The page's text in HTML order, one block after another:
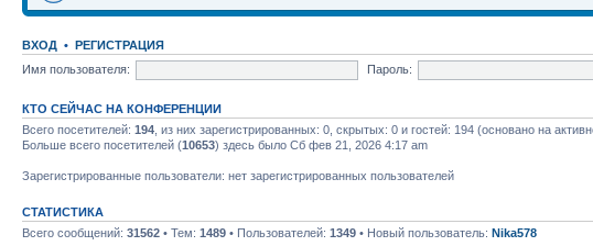
ВХОД • РЕГИСТРАЦИЯ
Имя пользователя:
Пароль:
КТО СЕЙЧАС НА КОНФЕРЕНЦИИ
Всего посетителей: 194 , из них зарегистрированных: 0, скрытых: 0 и гостей: 194 (основано на
Больше всего посетителей (10653) здесь было Сб фев 21, 2026 4:17 am
Зарегистрированные пользователи: нет зарегистрированных пользователей
СТАТИСТИКА
Всего сообщений: 31562 • Тем: 1489 • Пользователей: 1349 • Новый пользователь: Nika578